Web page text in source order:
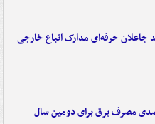
جاعلان حرفه‌ای مدارک اتباع خارجی
۳ درصدی مصرف برق برای دومین سال